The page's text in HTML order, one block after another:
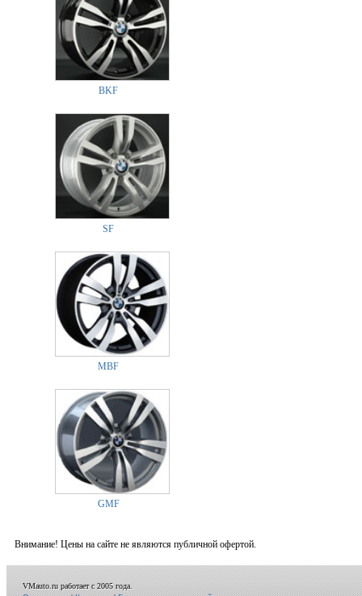
BKF
SF
MBF
GMF
Внимание! Цены на сайте не являются публичной офертой.
VMauto.ru работает с 2005 года.